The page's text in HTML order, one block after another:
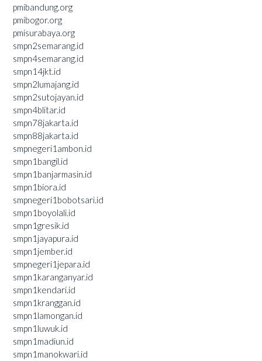
pmibandung.org
pmibogor.org
pmisurabaya.org
smpn2semarang.id
smpn4semarang.id
smpn14jkt.id
smpn2lumajang.id
smpn2sutojayan.id
smpn4blitar.id
smpn78jakarta.id
smpn88jakarta.id
smpnegeri1ambon.id
smpn1bangil.id
smpn1banjarmasin.id
smpn1biora.id
smpnegeri1bobotsari.id
smpn1boyolali.id
smpn1gresik.id
smpn1jayapura.id
smpn1jember.id
smpnegeri1jepara.id
smpn1karanganyar.id
smpn1kendari.id
smpn1kranggan.id
smpn1lamongan.id
smpn1luwuk.id
smpn1madiun.id
smpn1manokwari.id